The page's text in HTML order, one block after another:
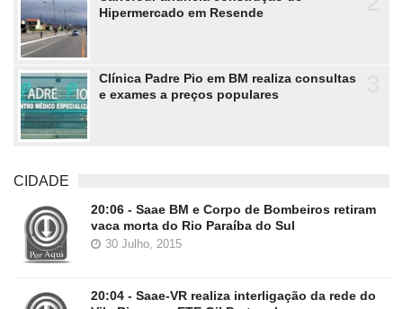
Hipermercado em Resende
Clínica Padre Pio em BM realiza consultas
e exames a preços populares
CIDADE
20:06 - Saae BM e Corpo de Bombeiros retiram
vaca morta do Rio Paraíba do Sul
30 Julho, 2015
20:04 - Saae-VR realiza interligação da rede do